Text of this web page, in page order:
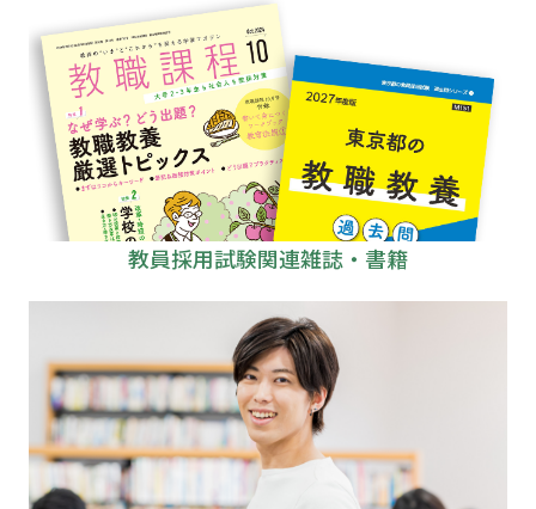
教員採用試験関連雑誌・書籍